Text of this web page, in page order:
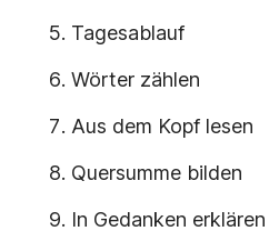
Tagesablauf
Wörter zählen
Aus dem Kopf lesen
Quersumme bilden
In Gedanken erklären